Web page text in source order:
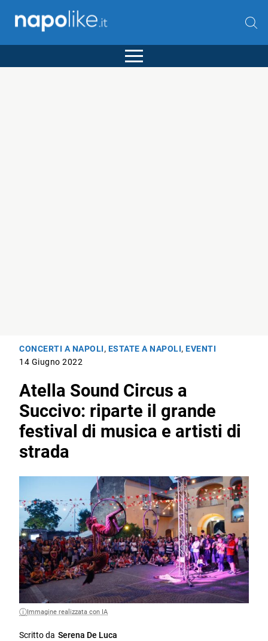
CONCERTI A NAPOLI, ESTATE A NAPOLI,EVENTI
14 Giugno 2022
Atella Sound Circus a
Succivo: riparte il grande
festival di musica e artisti di
strada
Immagine realizzata con IA
Scritto da Serena De Luca